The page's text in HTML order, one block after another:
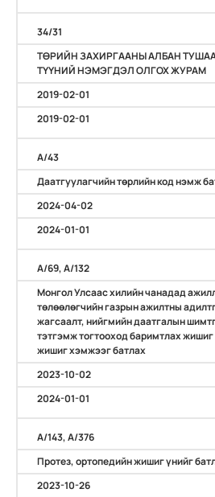
34/31
ТӨРИЙН ЗАХИРГААНЫ АЛБАН
ТҮҮНИЙ НЭМЭГДЭЛ ОЛГОХ ЖУРАМ
2019-02-01
2019-02-01
A/43
Даатгуулагчийн төрлийн код нэмж
2024-04-02
2024-01-01
А/69, А/132
Монгол Улсаас хилийн чанадад
төлөөлөгчийн газрын ажилтны
жагсаалт, нийгмийн даатгалын
тэтгэмж тогтооход баримтлах
жишиг хэмжээг батлах
2023-10-02
2024-01-01
А/143, А/376
Протез, ортопедийн жишиг үнийг
2023-10-26